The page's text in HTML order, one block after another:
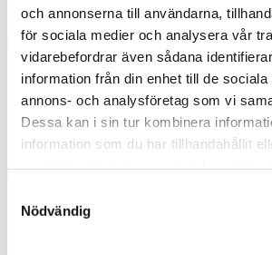
och annonserna till användarna,
för sociala medier och analysera vår
vidarebefordrar även sådana
information från din enhet till de sociala
annons- och analysföretag som vi
Dessa kan i sin tur kombinera
information som du har tillhandahållit
Nödvändig
Up to X band (up to and including 12GHz)
18GHz HSFDR RFoF modules
Up to Ku band (up to and including 18GHz)